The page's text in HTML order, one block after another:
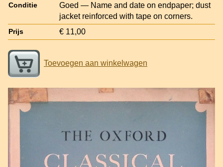
Conditie
Goed — Name and date on endpaper; dust
jacket reinforced with tape on corners.
Prijs € 11,00
Toevoegen aan winkelwagen